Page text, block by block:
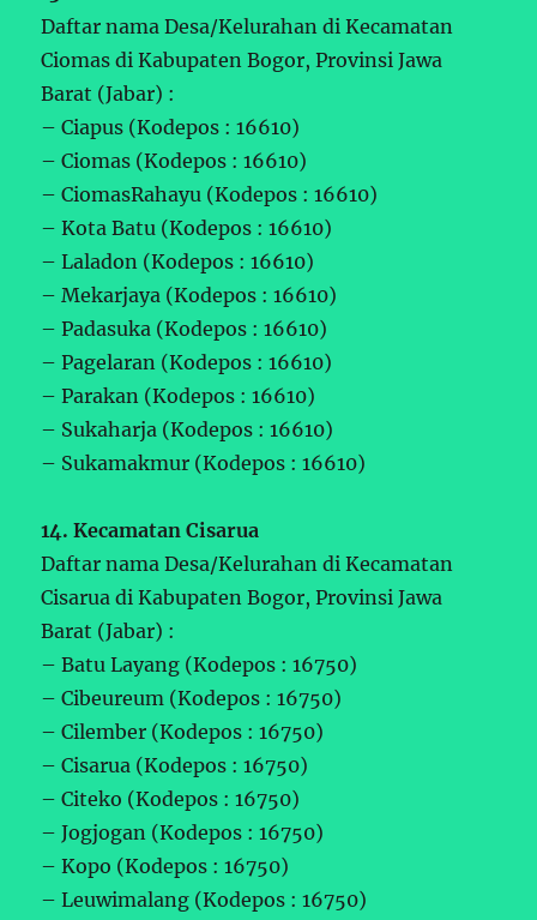
Daftar nama Desa/Kelurahan di Kecamatan
Ciomas di Kabupaten Bogor, Provinsi Jawa
Barat (Jabar) :
– Ciapus (Kodepos : 16610)
– Ciomas (Kodepos : 16610)
– CiomasRahayu (Kodepos : 16610)
– Kota Batu (Kodepos : 16610)
– Laladon (Kodepos : 16610)
– Mekarjaya (Kodepos : 16610)
– Padasuka (Kodepos : 16610)
– Pagelaran (Kodepos : 16610)
– Parakan (Kodepos : 16610)
– Sukaharja (Kodepos : 16610)
– Sukamakmur (Kodepos : 16610)
14. Kecamatan Cisarua
Daftar nama Desa/Kelurahan di Kecamatan
Cisarua di Kabupaten Bogor, Provinsi Jawa
Barat (Jabar) :
– Batu Layang (Kodepos : 16750)
– Cibeureum (Kodepos : 16750)
– Cilember (Kodepos : 16750)
– Cisarua (Kodepos : 16750)
– Citeko (Kodepos : 16750)
– Jogjogan (Kodepos : 16750)
– Kopo (Kodepos : 16750)
– Leuwimalang (Kodepos : 16750)